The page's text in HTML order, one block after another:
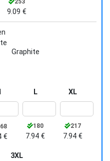
9.09 €
Graphite
68
€
L
180
7.94 €
XL
217
7.94 €
3XL